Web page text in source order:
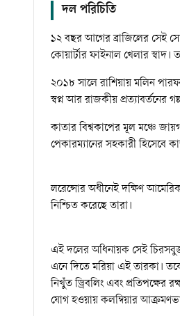
দল পরিচিতি
১২ বছর আগের ব্রাজিলের সেই
কোয়ার্টার ফাইনাল খেলার
২০১৮ সালে রাশিয়ায় মলিন
স্বপ্ন আর রাজকীয় প্রত্যাবর্তনের
কাতার বিশ্বকাপের মূল মঞ্চে
পেকারম্যানের সহকারী হিসেবে
লরেন্সোর অধীনেই দক্ষিণ
নিশ্চিত করেছে তারা।
এই দলের অধিনায়ক সেই চিরসবুজ
এনে দিতে মরিয়া এই তারকা।
নিখুঁত ড্রিবলিং এবং প্রতিপক্ষের
যোগ হওয়ায় কলম্বিয়ার